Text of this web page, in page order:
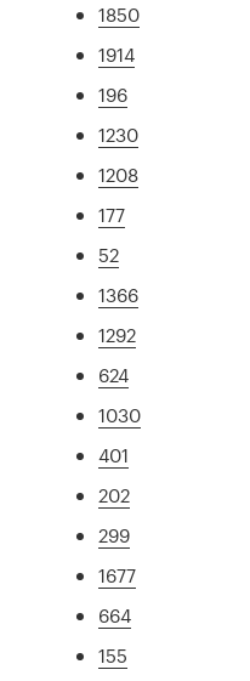
1850
1914
196
1230
1208
177
52
1366
1292
624
1030
401
202
299
1677
664
155